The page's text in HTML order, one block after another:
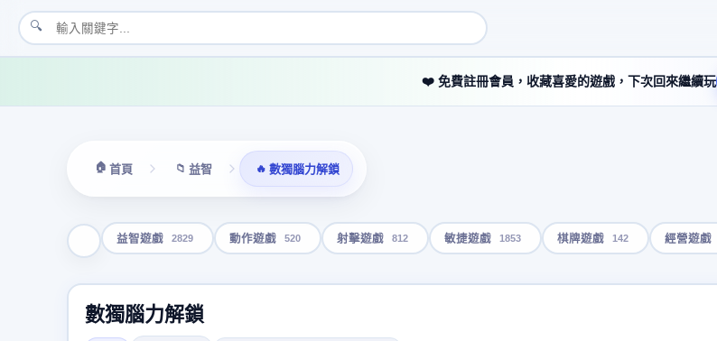
🔍
❤️ 免費註冊會員，收藏喜愛的遊戲，下次回來繼續玩
🏠 首頁 📁 益智 🔥 數獨腦力解鎖
益智遊戲 2829 動作遊戲 520 射擊遊戲 812 敏捷遊戲 1853 棋牌遊戲 142 經營遊戲
數獨腦力解鎖